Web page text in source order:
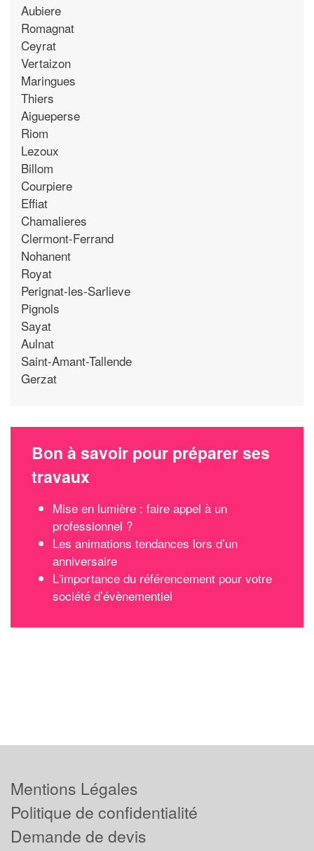
Aubiere
Romagnat
Ceyrat
Vertaizon
Maringues
Thiers
Aigueperse
Riom
Lezoux
Billom
Courpiere
Effiat
Chamalieres
Clermont-Ferrand
Nohanent
Royat
Perignat-les-Sarlieve
Pignols
Sayat
Aulnat
Saint-Amant-Tallende
Gerzat
Bon à savoir pour préparer ses
travaux
Mise en lumière : faire appel à un
professionnel ?
Les animations tendances lors d’un
anniversaire
L'importance du référencement pour votre
société d’évènementiel
Mentions Légales
Politique de confidentialité
Demande de devis